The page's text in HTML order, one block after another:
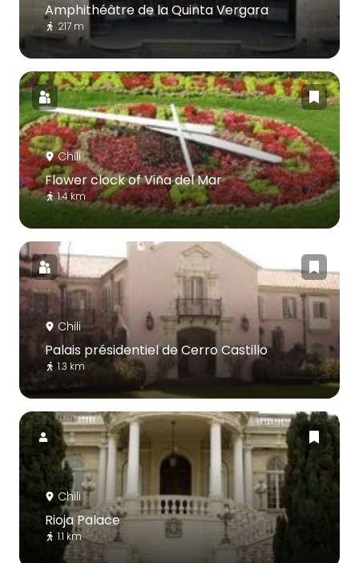
Amphithéâtre de la Quinta Vergara
217 m
Chili
Flower clock of Viña del Mar
1.4 km
Chili
Palais présidentiel de Cerro Castillo
1.3 km
Chili
Rioja Palace
1.1 km